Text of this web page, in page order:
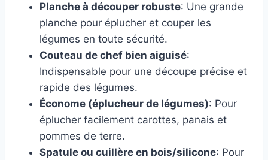
Planche à découper robuste: Une grande
planche pour éplucher et couper les
légumes en toute sécurité.
Couteau de chef bien aiguisé:
Indispensable pour une découpe précise et
rapide des légumes.
Économe (éplucheur de légumes): Pour
éplucher facilement carottes, panais et
pommes de terre.
Spatule ou cuillère en bois/silicone: Pour